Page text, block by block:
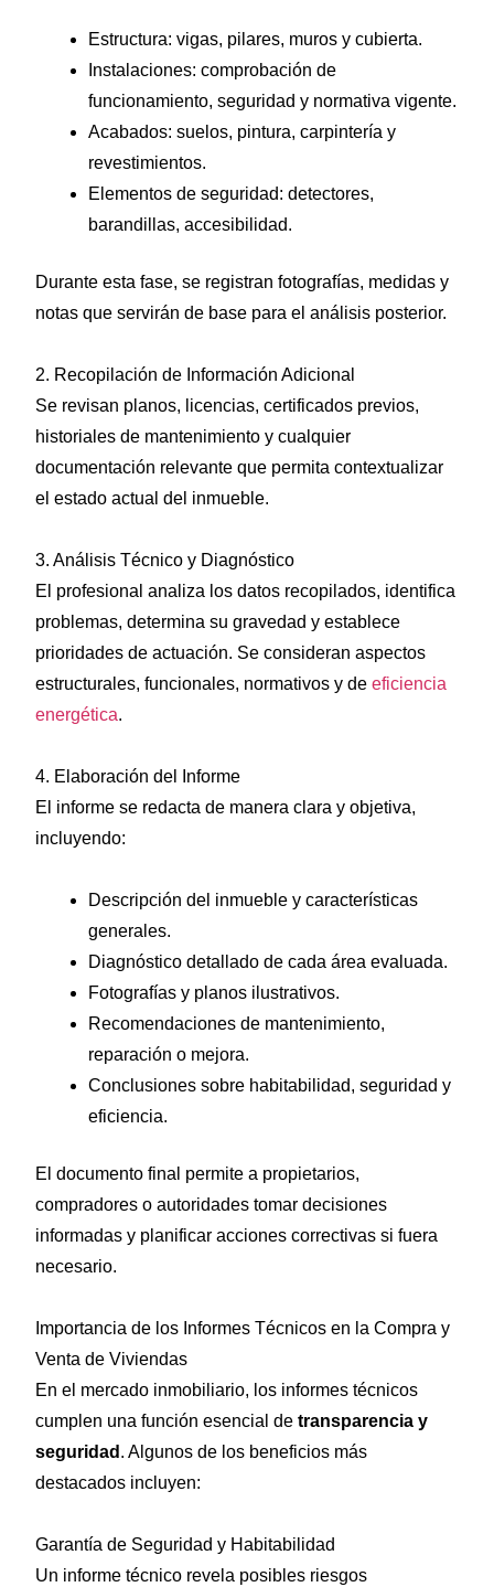
Estructura: vigas, pilares, muros y cubierta.
Instalaciones: comprobación de
funcionamiento, seguridad y normativa vigente.
Acabados: suelos, pintura, carpintería y
revestimientos.
Elementos de seguridad: detectores,
barandillas, accesibilidad.
Durante esta fase, se registran fotografías, medidas y
notas que servirán de base para el análisis posterior.
2. Recopilación de Información Adicional
Se revisan planos, licencias, certificados previos,
historiales de mantenimiento y cualquier
documentación relevante que permita contextualizar
el estado actual del inmueble.
3. Análisis Técnico y Diagnóstico
El profesional analiza los datos recopilados, identifica
problemas, determina su gravedad y establece
prioridades de actuación. Se consideran aspectos
estructurales, funcionales, normativos y deeficiencia
energética.
4. Elaboración del Informe
El informe se redacta de manera clara y objetiva,
incluyendo:
Descripción del inmueble y características
generales.
Diagnóstico detallado de cada área evaluada.
Fotografías y planos ilustrativos.
Recomendaciones de mantenimiento,
reparación o mejora.
Conclusiones sobre habitabilidad, seguridad y
eficiencia.
El documento final permite a propietarios,
compradores o autoridades tomar decisiones
informadas y planificar acciones correctivas si fuera
necesario.
Importancia de los Informes Técnicos en la Compra y
Venta de Viviendas
En el mercado inmobiliario, los informes técnicos
cumplen una función esencial detransparencia y
seguridad . Algunos de los beneficios más
destacados incluyen:
Garantía de Seguridad y Habitabilidad
Un informe técnico revela posibles riesgos